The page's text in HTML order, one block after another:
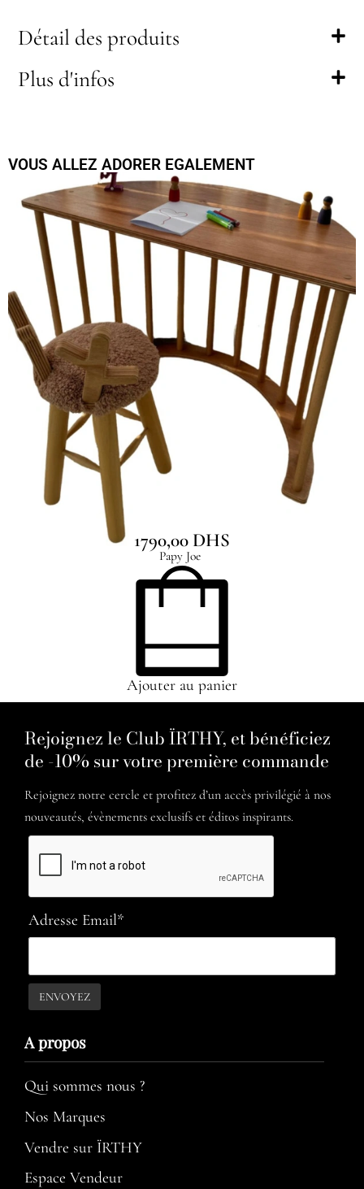
Détail des produits
Plus d'infos
VOUS ALLEZ ADORER EGALEMENT
Papy Joe
1790,00 DHS
Ajouter au panier
Rejoignez le Club ÏRTHY, et bénéficiez
de -10% sur votre première commande
Rejoignez notre cercle et profitez d’un accès privilégié à nos
nouveautés, évènements exclusifs et éditos inspirants.
Adresse Email*
A propos​
Qui sommes nous ?
Nos Marques
Vendre sur ÏRTHY
Espace Vendeur